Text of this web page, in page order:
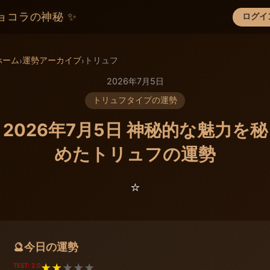
コラの神秘 ✨ ログイ
×
ーム›運勢アーカイブ› トリュフ
2026年7月5日
トリュフタイプの運勢
2026年7月5日 神秘的な魅力を秘
めたトリュフの運勢
⭐️
🔮今日の運勢
TEST: 2.0